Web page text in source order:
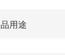
用途